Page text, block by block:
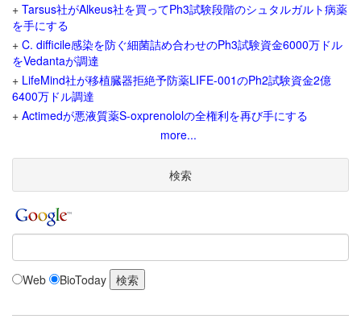
+ Tarsus社がAlkeus社を買ってPh3試験段階のシュタルガルト病薬
を手にする
+ C. difficile感染を防ぐ細菌詰め合わせのPh3試験資金6000万ドル
をVedantaが調達
+ LifeMind社が移植臓器拒絶予防薬LIFE-001のPh2試験資金2億
6400万ドル調達
+ Actimedが悪液質薬S-oxprenololの全権利を再び手にする
more...
検索
Web BioToday